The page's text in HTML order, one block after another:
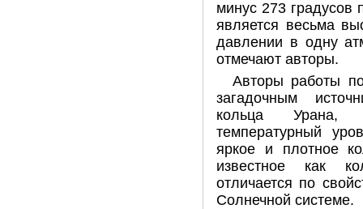
минус 273 градусов
является весьма
давлении в одну
отмечают авторы.
Авторы работы
загадочным
кольца Урана,
температурный
яркое и плотное
известное как
отличается по
Солнечной системе.